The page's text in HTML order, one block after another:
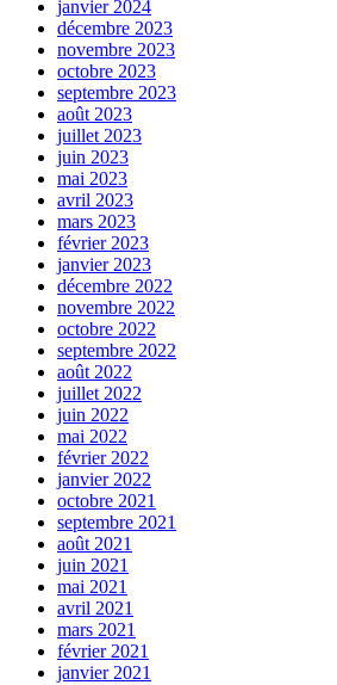
janvier 2024
décembre 2023
novembre 2023
octobre 2023
septembre 2023
août 2023
juillet 2023
juin 2023
mai 2023
avril 2023
mars 2023
février 2023
janvier 2023
décembre 2022
novembre 2022
octobre 2022
septembre 2022
août 2022
juillet 2022
juin 2022
mai 2022
février 2022
janvier 2022
octobre 2021
septembre 2021
août 2021
juin 2021
mai 2021
avril 2021
mars 2021
février 2021
janvier 2021